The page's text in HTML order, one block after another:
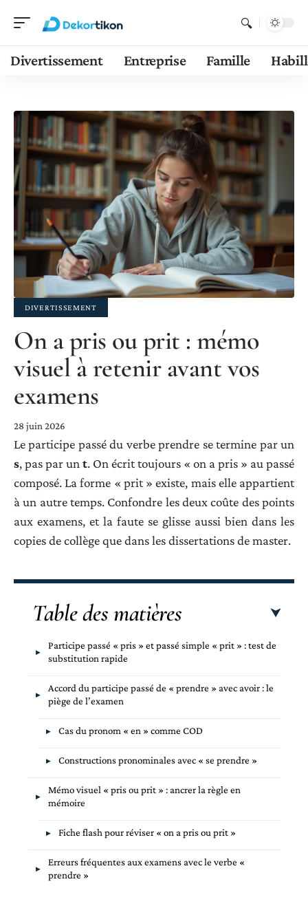
Divertissement Entreprise Famille
DIVERTISSEMENT
On a pris ou prit : mémo
visuel à retenir avant vos
examens
28 juin 2026
Le participe passé du verbe prendre se termine par un
s, pas par un t. On écrit toujours « on a pris » au passé
composé. La forme « prit » existe, mais elle appartient
à un autre temps. Confondre les deux coûte des points
aux examens, et la faute se glisse aussi bien dans les
copies de collège que dans les dissertations de master.
Table des matières
Participe passé « pris » et passé simple « prit » : test de
substitution rapide
Accord du participe passé de « prendre » avec avoir : le
piège de l’examen
Cas du pronom « en » comme COD
Constructions pronominales avec « se prendre »
Mémo visuel « pris ou prit » : ancrer la règle en
mémoire
Fiche flash pour réviser « on a pris ou prit »
Erreurs fréquentes aux examens avec le verbe «
prendre »